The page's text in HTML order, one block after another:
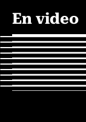
En video